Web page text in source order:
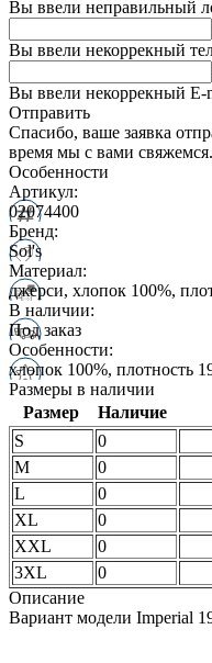
Вы ввели неправильный
Вы ввели некоррекный
Вы ввели некоррекный E-
Отправить
Спасибо, ваше заявка
время мы с вами свяжемся.
Особенности
Артикул:
02074400
Бренд:
Sol's
Материал:
джерси, хлопок 100%,
В наличии:
Под заказ
Особенности:
хлопок 100%, плотность
Размеры в наличии
Размер
Наличие
S
0
M
0
L
0
XL
0
XXL
0
3XL
0
Описание
Вариант модели Imperial